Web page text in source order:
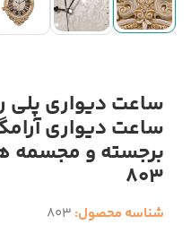
ساعت دیواری
برجسته و مجسمه
803
شناسه محصول: 803